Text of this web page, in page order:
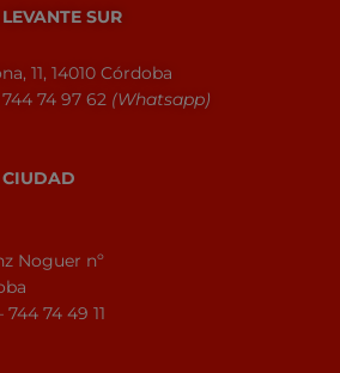
LEVANTE SUR
11, 14010 Córdoba
744 74 97 62 (Whatsapp)
CIUDAD
Noguer nº
74 49 11